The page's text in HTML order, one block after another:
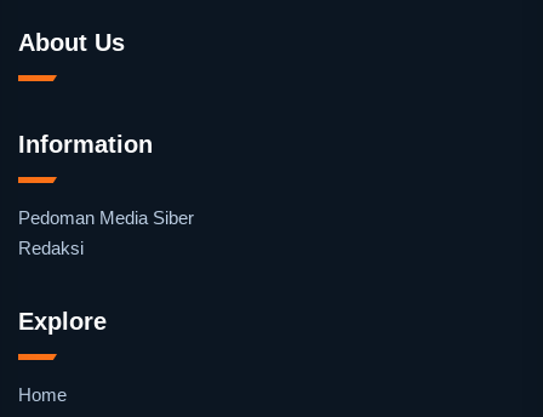
About Us
Information
Pedoman Media Siber
Redaksi
Explore
Home